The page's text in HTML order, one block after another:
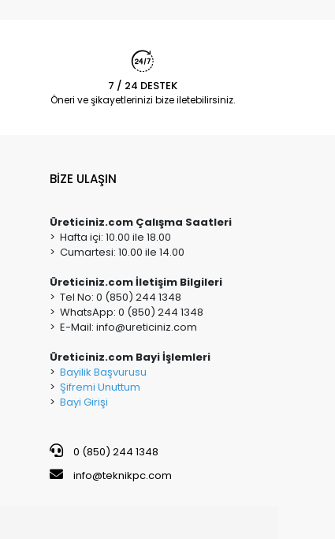
7 / 24 DESTEK
Öneri ve şikayetlerinizi bize iletebilirsiniz.
BİZE ULAŞIN
Üreticiniz.com Çalışma Saatleri
> Hafta içi: 10.00 ile 18.00
> Cumartesi: 10.00 ile 14.00
Üreticiniz.com İletişim Bilgileri
> Tel No: 0 (850) 244 1348
> WhatsApp: 0 (850) 244 1348
> E-Mail: info@ureticiniz.com
Üreticiniz.com Bayi İşlemleri
> Bayilik Başvurusu
> Şifremi Unuttum
> Bayi Girişi
0 (850) 244 1348
info@teknikpc.com